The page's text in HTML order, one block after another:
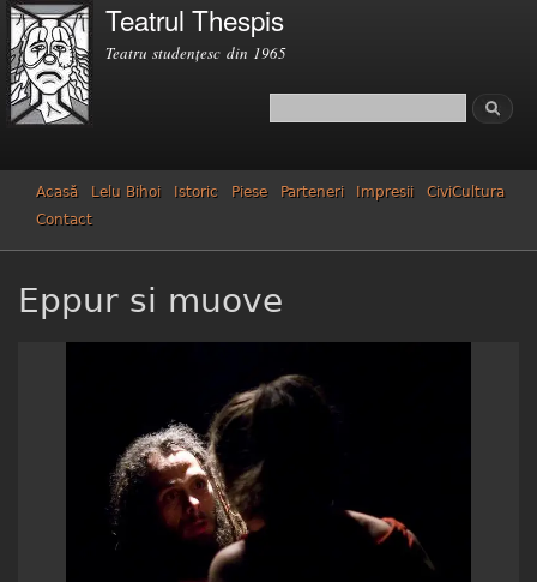
Mergi la
conţinutul
principal
Teatrul Thespis
Teatru studenţesc din 1965
Formular de căutare
Căutare
Acasă Lelu Bihoi Istoric Piese Parteneri Impresii
CiviCultura
Contact
Eppur si muove